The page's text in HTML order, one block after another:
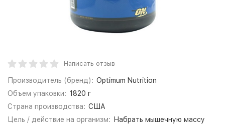
Написать отзыв
Производитель (бренд): Optimum Nutrition
Объем упаковки: 1820 г
Страна производства: США
Цель / действие на организм:
Набрать мышечную массу